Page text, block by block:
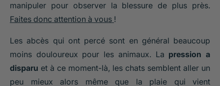
manipuler pour observer la blessure de plus près.
Faites donc attention à vous !
Les abcès qui ont percé sont en général beaucoup
moins douloureux pour les animaux. La pression a
disparu et à ce moment-là, les chats semblent aller un
peu mieux alors même que la plaie qui vient